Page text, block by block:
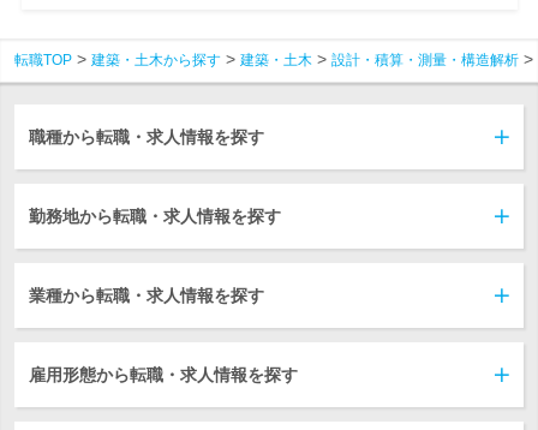
転職TOP 建築・土木から探す 建築・土木 設計・積算・測量・構造解析
職種から転職・求人情報を探す
勤務地から転職・求人情報を探す
業種から転職・求人情報を探す
雇用形態から転職・求人情報を探す